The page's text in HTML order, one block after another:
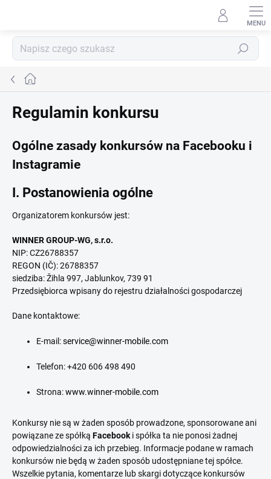
Szukaj
Home
Regulamin konkursu
Ogólne zasady konkursów na Facebooku i
Instagramie
I. Postanowienia ogólne
Organizatorem konkursów jest:
WINNER GROUP-WG, s.r.o.
NIP: CZ26788357
REGON (IČ): 26788357
siedziba: Žihla 997, Jablunkov, 739 91
Przedsiębiorca wpisany do rejestru działalności gospodarczej
Dane kontaktowe:
E-mail:service@winner-mobile.com
Telefon: +420 606 498 490
Strona:www.winner-mobile.com
Konkursy nie są w żaden sposób prowadzone, sponsorowane ani
powiązane ze spółką Facebook i spółka ta nie ponosi żadnej
odpowiedzialności za ich przebieg. Informacje podane w ramach
konkursów nie będą w żaden sposób udostępniane tej spółce.
Wszelkie pytania, komentarze lub skargi dotyczące konkursów